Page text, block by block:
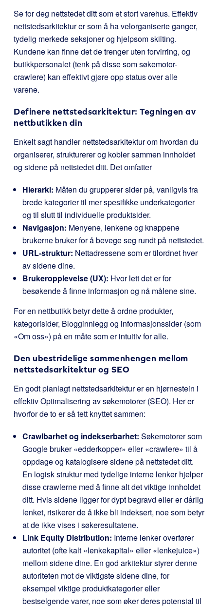
Se for deg nettstedet ditt som et stort varehus. Effektiv
nettstedsarkitektur er som å ha velorganiserte ganger,
tydelig merkede seksjoner og hjelpsom skilting.
Kundene kan finne det de trenger uten forvirring, og
butikkpersonalet (tenk på disse som søkemotor-
crawlere) kan effektivt gjøre opp status over alle
varene.
Definere nettstedsarkitektur: Tegningen av
nettbutikken din
Enkelt sagt handler nettstedsarkitektur om hvordan du
organiserer, strukturerer og kobler sammen innholdet
og sidene på nettstedet ditt. Det omfatter
Hierarki: Måten du grupperer sider på, vanligvis fra
brede kategorier til mer spesifikke underkategorier
og til slutt til individuelle produktsider.
Navigasjon: Menyene, lenkene og knappene
brukerne bruker for å bevege seg rundt på nettstedet.
URL-struktur: Nettadressene som er tilordnet hver
av sidene dine.
Brukeropplevelse (UX): Hvor lett det er for
besøkende å finne informasjon og nå målene sine.
For en nettbutikk betyr dette å ordne produkter,
kategorisider, Blogginnlegg og informasjonssider (som
«Om oss») på en måte som er intuitiv for alle.
Den ubestridelige sammenhengen mellom
nettstedsarkitektur og SEO
En godt planlagt nettstedsarkitektur er en hjørnestein i
effektiv Optimalisering av søkemotorer (SEO). Her er
hvorfor de to er så tett knyttet sammen:
Crawlbarhet og indekserbarhet: Søkemotorer som
Google bruker «edderkopper» eller «crawlere» til å
oppdage og katalogisere sidene på nettstedet ditt.
En logisk struktur med tydelige interne lenker hjelper
disse crawlerne med å finne alt det viktige innholdet
ditt. Hvis sidene ligger for dypt begravd eller er dårlig
lenket, risikerer de å ikke bli indeksert, noe som betyr
at de ikke vises i søkeresultatene.
Link Equity Distribution: Interne lenker overfører
autoritet (ofte kalt «lenkekapital» eller «lenkejuice»)
mellom sidene dine. En god arkitektur styrer denne
autoriteten mot de viktigste sidene dine, for
eksempel viktige produktkategorier eller
bestselgende varer, noe som øker deres potensial til